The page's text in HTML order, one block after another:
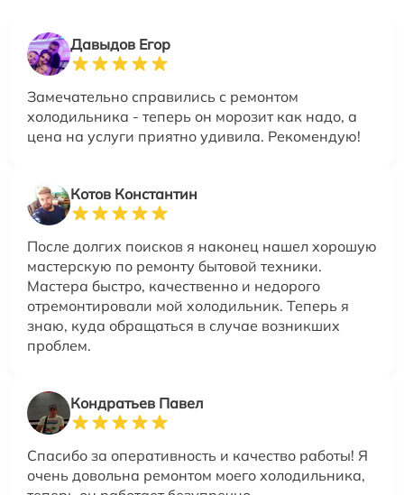
Давыдов Егор
Замечательно справились с ремонтом
холодильника - теперь он морозит как надо, а
цена на услуги приятно удивила. Рекомендую!
Котов Константин
После долгих поисков я наконец нашел хорошую
мастерскую по ремонту бытовой техники.
Мастера быстро, качественно и недорого
отремонтировали мой холодильник. Теперь я
знаю, куда обращаться в случае возникших
проблем.
Кондратьев Павел
Спасибо за оперативность и качество работы! Я
очень довольна ремонтом моего холодильника,